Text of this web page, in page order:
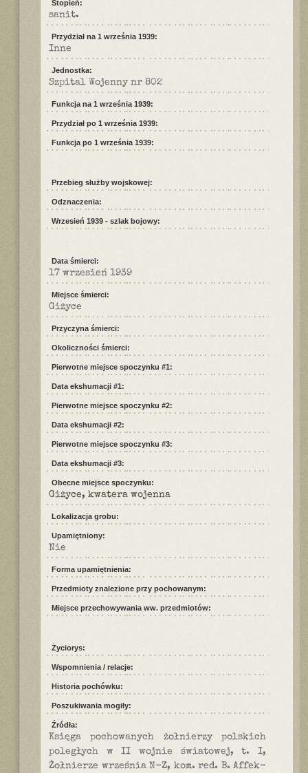
Stopień:
sanit.
Przydział na 1 września 1939:
Inne
Jednostka:
Szpital Wojenny nr 802
Funkcja na 1 września 1939:
Przydział po 1 września 1939:
Funkcja po 1 września 1939:
Przebieg służby wojskowej:
Odznaczenia:
Wrzesień 1939 - szlak bojowy:
Data śmierci:
17 wrzesień 1939
Miejsce śmierci:
Giżyce
Przyczyna śmierci:
Okoliczności śmierci:
Pierwotne miejsce spoczynku #1:
Data ekshumacji #1:
Pierwotne miejsce spoczynku #2:
Data ekshumacji #2:
Pierwotne miejsce spoczynku #3:
Data ekshumacji #3:
Obecne miejsce spoczynku:
Giżyce, kwatera wojenna
Lokalizacja grobu:
Upamiętniony:
Nie
Forma upamiętnienia:
Przedmioty znalezione przy pochowanym:
Miejsce przechowywania ww. przedmiotów:
Życiorys:
Wspomnienia / relacje:
Historia pochówku:
Poszukiwania mogiły:
Źródła:
Księga pochowanych żołnierzy polskich
poległych w II wojnie światowej, t. I,
Żołnierze września N-Z, kom. red. B. Affek-